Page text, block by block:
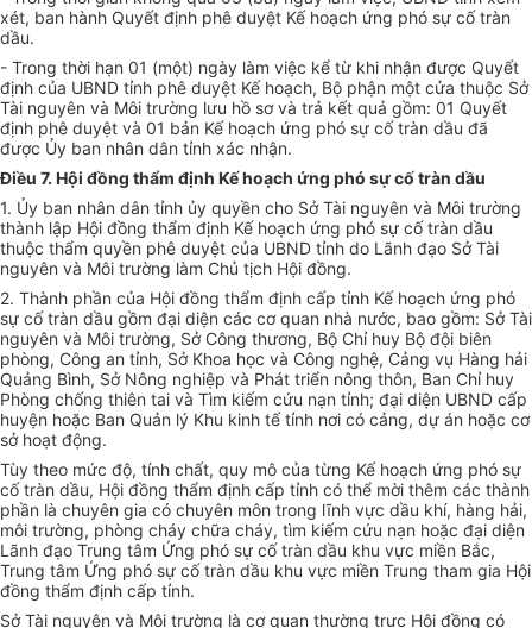
xét, ban hành Quyết định phê duyệt Kế hoạch ứng phó sự cố tràn
dầu.
- Trong thời hạn 01 (một) ngày làm việc kể từ khi nhận được Quyết
định của UBND tỉnh phê duyệt Kế hoạch, Bộ phận một cửa thuộc Sở
Tài nguyên và Môi trường lưu hồ sơ và trả kết quả gồm: 01 Quyết
định phê duyệt và 01 bản Kế hoạch ứng phó sự cố tràn dầu đã
được Ủy ban nhân dân tỉnh xác nhận.
Điều 7. Hội đồng thẩm định Kế hoạch ứng phó sự cố tràn dầu
1. Ủy ban nhân dân tỉnh ủy quyền cho Sở Tài nguyên và Môi trường
thành lập Hội đồng thẩm định Kế hoạch ứng phó sự cố tràn dầu
thuộc thẩm quyền phê duyệt của UBND tỉnh do Lãnh đạo Sở Tài
nguyên và Môi trường làm Chủ tịch Hội đồng.
2. Thành phần của Hội đồng thẩm định cấp tỉnh Kế hoạch ứng phó
sự cố tràn dầu gồm đại diện các cơ quan nhà nước, bao gồm: Sở Tài
nguyên và Môi trường, Sở Công thương, Bộ Chỉ huy Bộ đội biên
phòng, Công an tỉnh, Sở Khoa học và Công nghệ, Cảng vụ Hàng hải
Quảng Bình, Sở Nông nghiệp và Phát triển nông thôn, Ban Chỉ huy
Phòng chống thiên tai và Tìm kiếm cứu nạn tỉnh; đại diện UBND cấp
huyện hoặc Ban Quản lý Khu kinh tế tỉnh nơi có cảng, dự án hoặc cơ
sở hoạt động.
Tùy theo mức độ, tính chất, quy mô của từng Kế hoạch ứng phó sự
cố tràn dầu, Hội đồng thẩm định cấp tỉnh có thể mời thêm các thành
phần là chuyên gia có chuyên môn trong lĩnh vực dầu khí, hàng hải,
môi trường, phòng cháy chữa cháy, tìm kiếm cứu nạn hoặc đại diện
Lãnh đạo Trung tâm Ứng phó sự cố tràn dầu khu vực miền Bắc,
Trung tâm Ứng phó sự cố tràn dầu khu vực miền Trung tham gia Hội
đồng thẩm định cấp tỉnh.
Sở Tài nguyên và Môi trường là cơ quan thường trực Hội đồng có